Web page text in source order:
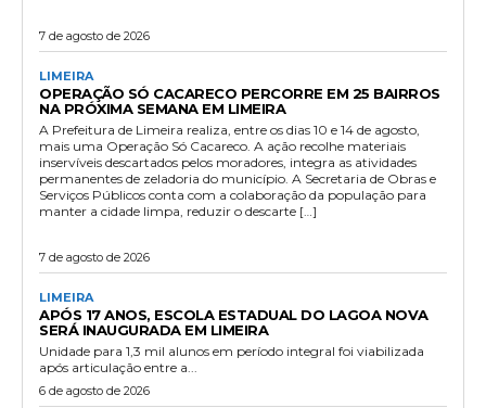
7 de agosto de 2026
LIMEIRA
OPERAÇÃO SÓ CACARECO PERCORRE EM 25 BAIRROS
NA PRÓXIMA SEMANA EM LIMEIRA
A Prefeitura de Limeira realiza, entre os dias 10 e 14 de agosto,
mais uma Operação Só Cacareco. A ação recolhe materiais
inservíveis descartados pelos moradores, integra as atividades
permanentes de zeladoria do município. A Secretaria de Obras e
Serviços Públicos conta com a colaboração da população para
manter a cidade limpa, reduzir o descarte […]
7 de agosto de 2026
LIMEIRA
APÓS 17 ANOS, ESCOLA ESTADUAL DO LAGOA NOVA
SERÁ INAUGURADA EM LIMEIRA
Unidade para 1,3 mil alunos em período integral foi viabilizada
após articulação entre a...
6 de agosto de 2026